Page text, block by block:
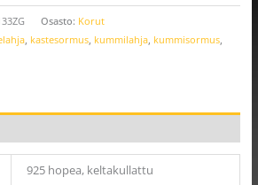
Osasto: Korut
, kastesormus, kummilahja, kummisormus,
925 hopea, keltakullattu